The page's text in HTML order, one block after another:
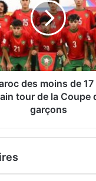
des moins de
tour de la Coupe
garçons